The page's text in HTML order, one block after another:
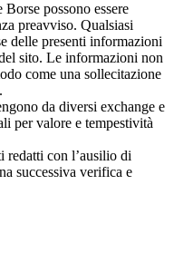
possono essere
preavviso. Qualsiasi
delle presenti informazioni
sito. Le informazioni non
come una sollecitazione
da diversi exchange e
per valore e tempestività
redatti con l’ausilio di
successiva verifica e